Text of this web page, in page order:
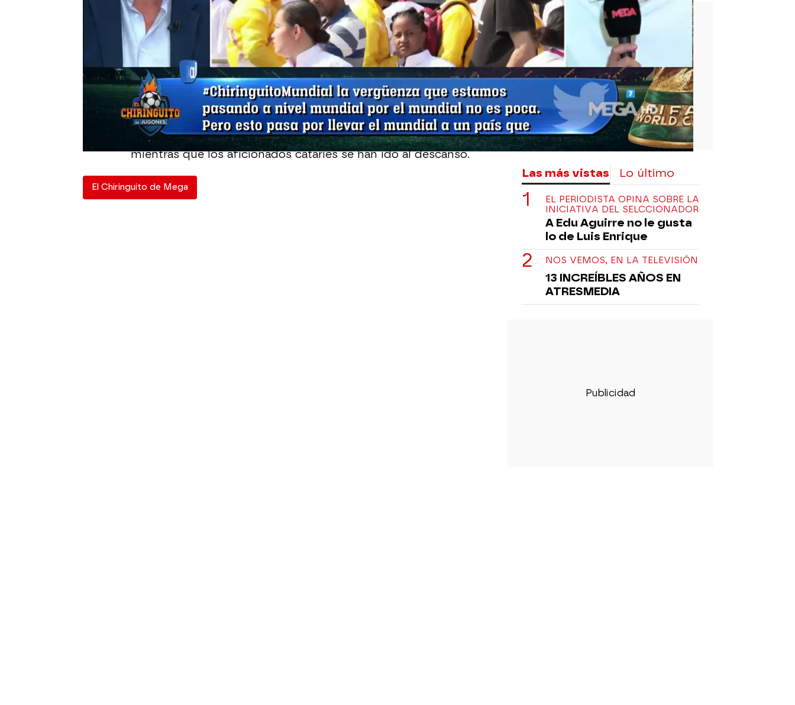
El Chiringuito
Madrid
Actualizado:
21 de noviembre de 2022, 06:00
Publicado:
21 de noviembre de 2022, 00:49
WhatsappFacebook
X Flipboard
Ha sido sin duda, la cara más triste del"Día 1" de Catar 2022.
Varios aficionados ecuatorianos se han quedado sin poder
acceder al estadio a ver a su Selección.
Lo ha contadoMarcos de Vicente en El Chiringuito. Algunos
ecuatorianos ni si quieran han podido entrar a ver el partido,
mientras que los aficionados cataríes se han ido al descanso.
El Chiringuito de Mega
Las más vistas Lo último
EL PERIODISTA OPINA SOBRE LA
INICIATIVA DEL SELCCIONADOR
A Edu Aguirre no le gusta
lo de Luis Enrique
NOS VEMOS, EN LA TELEVISIÓN
13 INCREÍBLES AÑOS EN
ATRESMEDIA